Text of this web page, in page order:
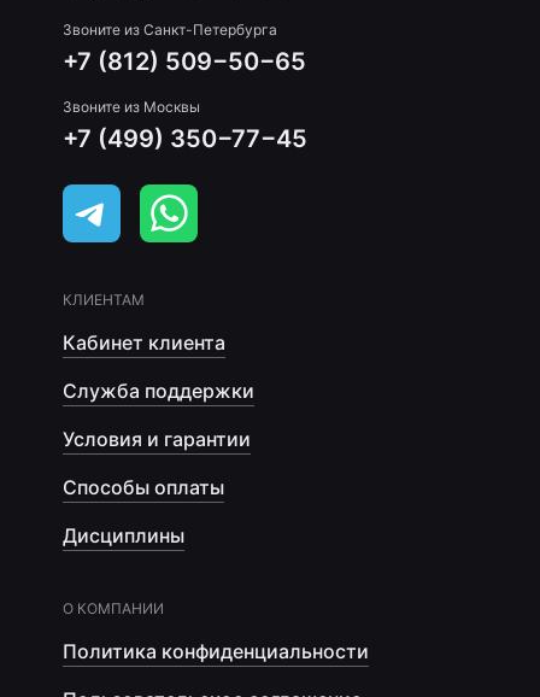
Звоните из Санкт-Петербурга
+7 (812) 509−50−65
Звоните из Москвы
+7 (499) 350−77−45
КЛИЕНТАМ
Кабинет клиента
Служба поддержки
Условия и гарантии
Способы оплаты
Дисциплины
О КОМПАНИИ
Политика конфиденциальности